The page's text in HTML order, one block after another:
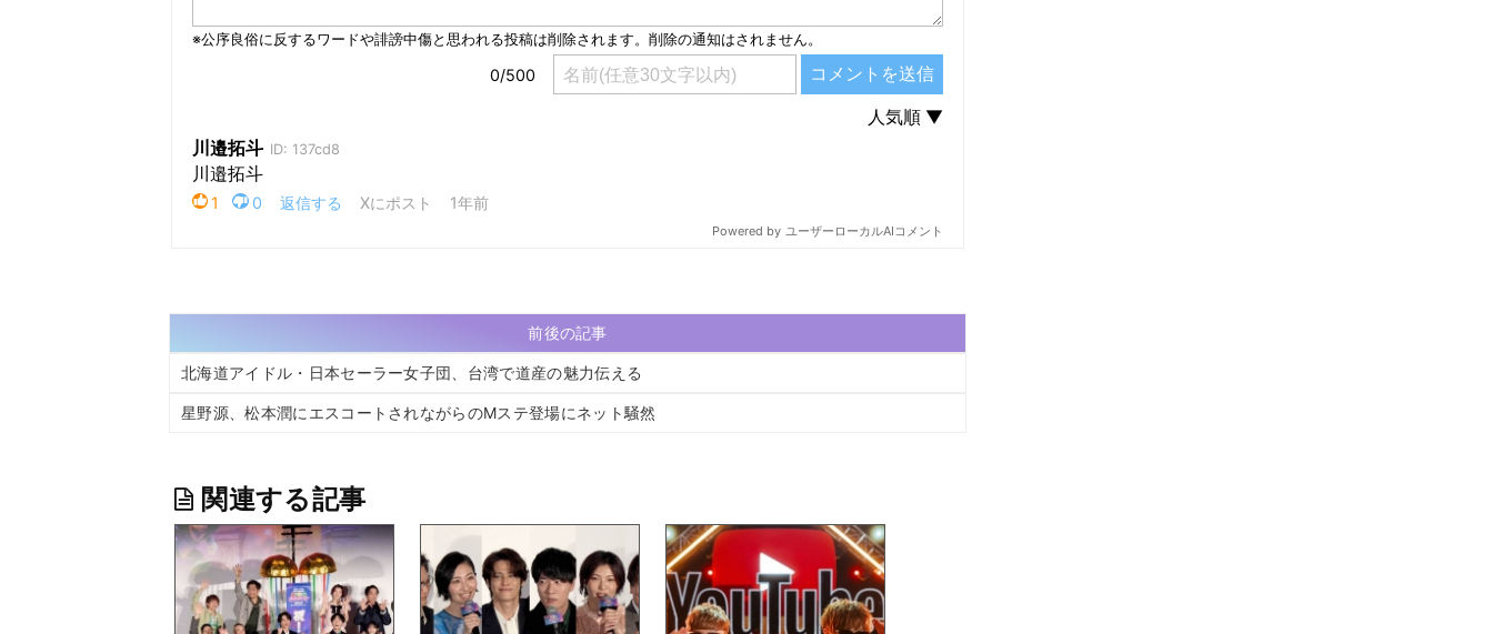
前後の記事
北海道アイドル・日本セーラー女子団、台湾で道産の魅力伝える
星野源、松本潤にエスコートされながらのMステ登場にネット騒然
関連する記事